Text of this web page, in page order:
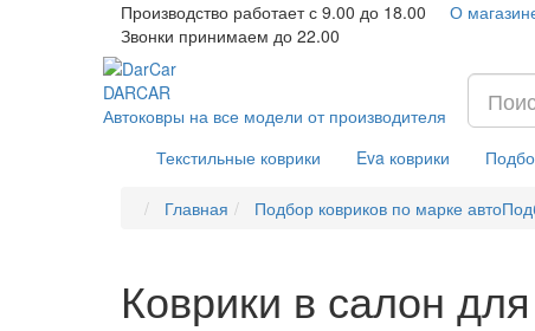
Производство работает с 9.00 до 18.00
Звонки принимаем до 22.00
О
DARCAR
Автоковры на все модели от производителя
Текстильные коврики Eva коврики
Главная Подбор ковриков по марке авто
Коврики в салон